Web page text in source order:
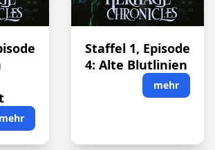
mehr
Staffel 1, Episode
4: Alte Blutlinien
mehr